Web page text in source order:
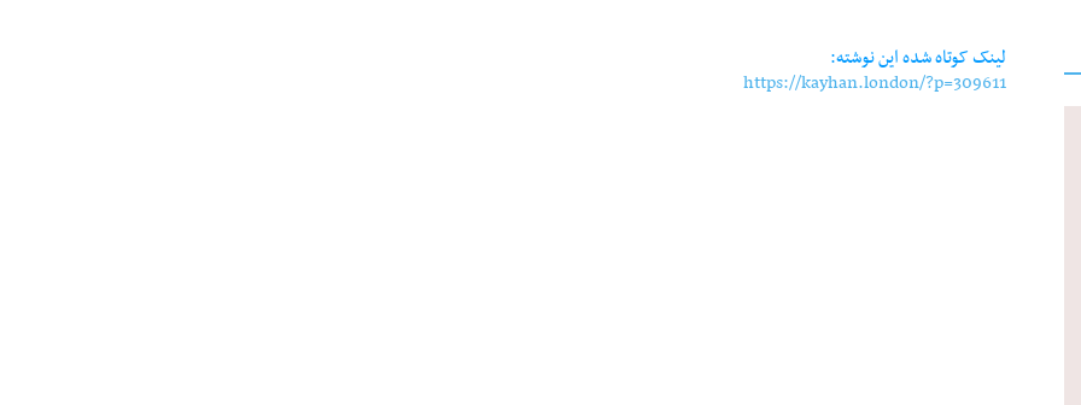
لینک کوتاه شده این نوشته:
https://kayhan.london/?p=309611